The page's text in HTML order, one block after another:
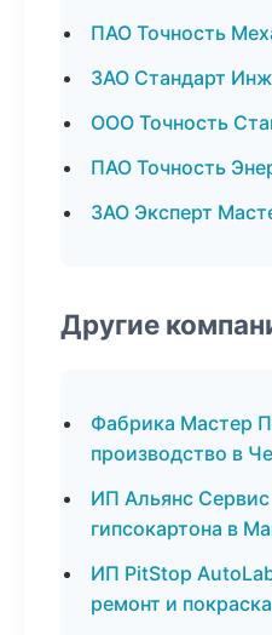
ПАО Точность
ЗАО Стандарт
ООО Точность
ПАО Точность
ЗАО Эксперт
Другие
Фабрика Мастер
производство в
ИП Альянс
гипсокартона в
ИП PitStop
ремонт и